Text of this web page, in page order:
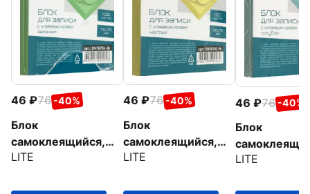
46 76 -40%
Блок
самоклеящийся,
76х76 мм, 100
LITE
46 76 -40%
Блок
самоклеящийся,
76х76 мм, 100
LITE
46 76 -40%
Блок
76х76 мм,
LITE